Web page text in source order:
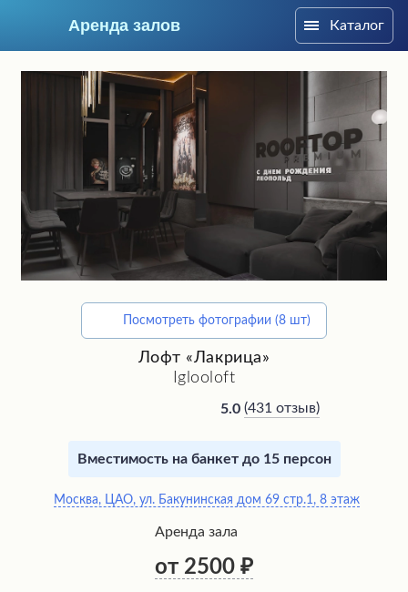
Аренда залов
Подберите мне зал
Каталог
Посмотреть фотографии (8 шт)
Лофт «Лакрица»
Iglooloft
5.0 (431 отзыв)
Вместимость на банкет до 15 персон
Москва, ЦАО, ул. Бакунинская дом 69 стр.1, 8 этаж
Аренда зала
от 2500